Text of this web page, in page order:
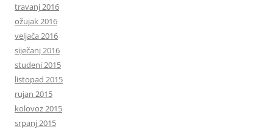
travanj 2016
ožujak 2016
veljača 2016
siječanj 2016
studeni 2015
listopad 2015
rujan 2015
kolovoz 2015
srpanj 2015